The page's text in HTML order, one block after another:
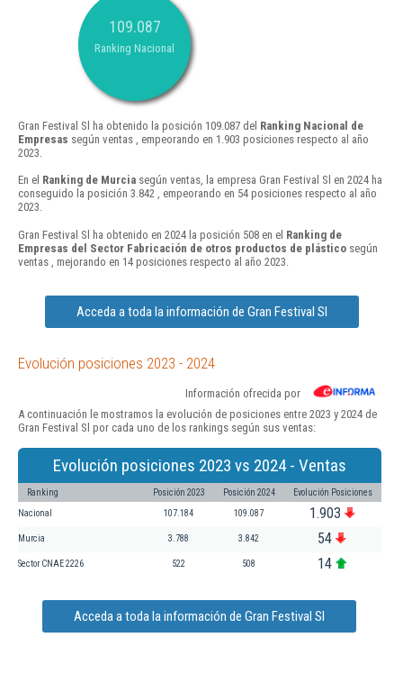
109.087
Ranking Nacional
Gran Festival Sl ha obtenido la posición 109.087 del Ranking Nacional de
Empresas según ventas , empeorando en 1.903 posiciones respecto al año
2023.
En el Ranking de Murcia según ventas, la empresa Gran Festival Sl en 2024 ha
conseguido la posición 3.842 , empeorando en 54 posiciones respecto al año
2023.
Gran Festival Sl ha obtenido en 2024 la posición 508 en el Ranking de
Empresas del Sector Fabricación de otros productos de plástico según
ventas , mejorando en 14 posiciones respecto al año 2023.
Acceda a toda la información de Gran Festival Sl
Evolución posiciones 2023 - 2024
Información ofrecida por
A continuación le mostramos la evolución de posiciones entre 2023 y 2024 de
Gran Festival Sl por cada uno de los rankings según sus ventas:
Evolución posiciones 2023 vs 2024 - Ventas
Ranking Posición 2023 Posición 2024 Evolución Posiciones
Nacional 107.184 109.087 1.903
Murcia 3.788 3.842 54
Sector CNAE 2226 522 508 14
Acceda a toda la información de Gran Festival Sl